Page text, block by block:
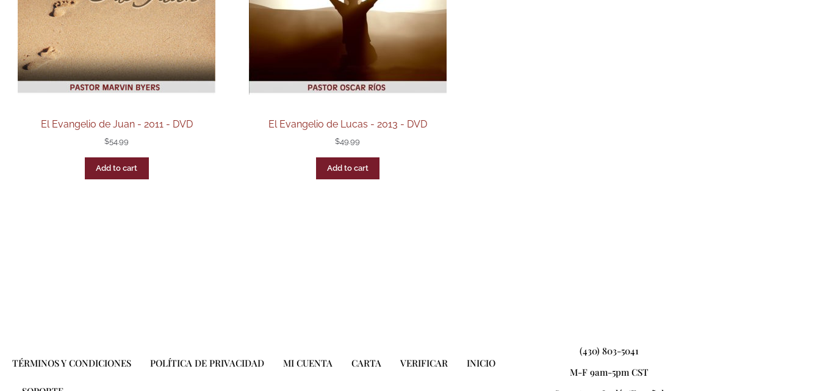
El Evangelio de Juan - 2011 - DVD
$54.99
Add to cart
El Evangelio de Lucas - 2013 - DVD
$49.99
Add to cart
TÉRMINOS Y CONDICIONES POLÍTICA DE PRIVACIDAD MI CUENTA CARTA VERIFICAR INICIO
(430) 803-5041
M-F 9am-5pm CST